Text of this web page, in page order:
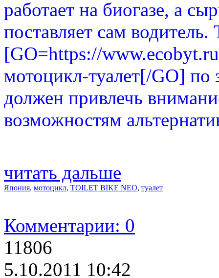
работает на биогазе, а
поставляет сам
[GO=https://
мотоцикл-туалет[/GO] по
должен привлечь
возможностям
читать дальше
Япония, мотоцикл, TOILET BIKE NEO, туалет
Комментарии: 0
11806
5.10.2011 10:42